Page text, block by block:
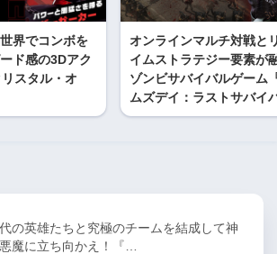
界でコンボを
ド感の3Dアク
スタル・オ
オンラインマルチ対戦と
イムストラテジー要素が
ゾンビサバイバルゲーム
ムズデイ：ラストサバイ
の英雄たちと究極のチームを結成して神
魔に立ち向かえ！『…